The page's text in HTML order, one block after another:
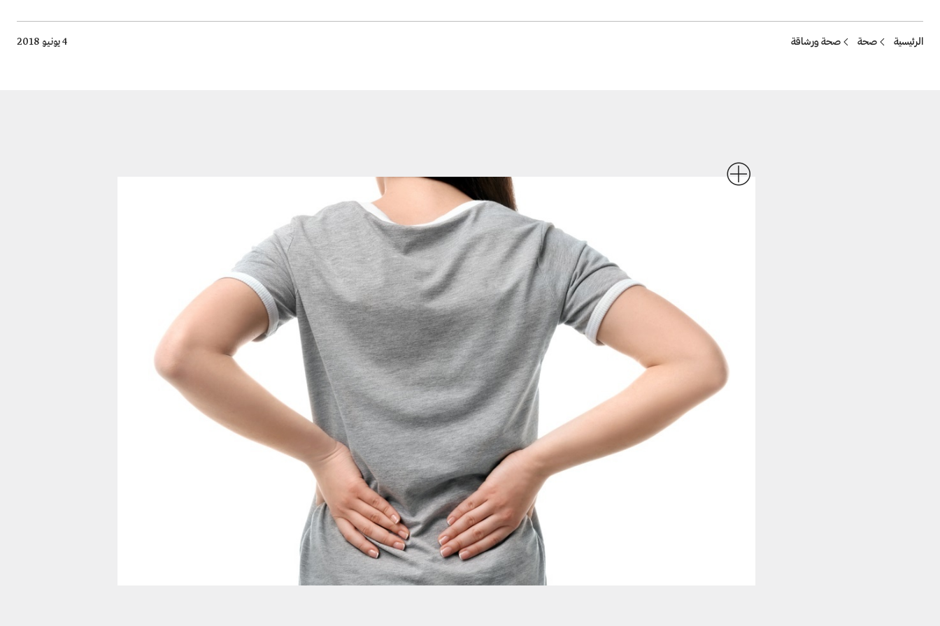
Breadcrumb
الرئيسية صحة صحة ورشاقة 4 يونيو 2018